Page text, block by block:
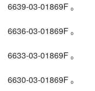
6639-03-01869F 。
6636-03-01869F 。
6633-03-01869F 。
6630-03-01869F 。